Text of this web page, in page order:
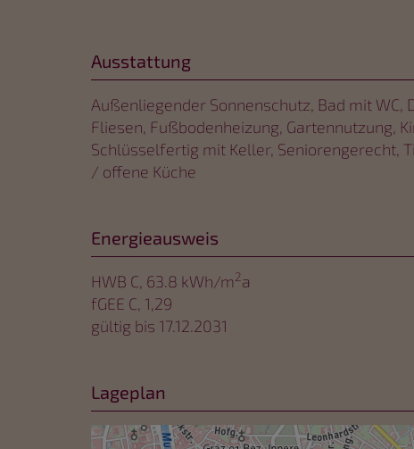
Ausstattung
Außenliegender Sonnenschutz Bad mit WC
Fliesen Fußbodenheizung Gartennutzung
Schlüsselfertig mit Keller Seniorengerecht
/ offene Küche
Energieausweis
HWB C, 63.8 kWh/m2a
fGEE C, 1,29
gültig bis 17.12.2031
Lageplan